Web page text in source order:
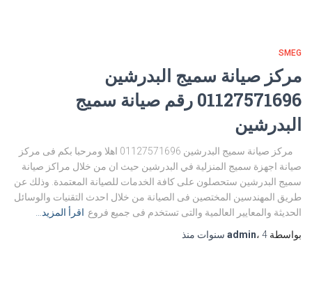
SMEG
مركز صيانة سميج البدرشين
01127571696 رقم صيانة سميج
البدرشين
مركز صيانة سميج البدرشين 01127571696 اهلا ومرحبا بكم فى مركز
صيانة اجهزة سميج المنزلية في البدرشين حيث ان من خلال مراكز صيانة
سميج البدرشين ستحصلون على كافة الخدمات للصيانة المعتمدة. وذلك عن
طريق المهندسين المختصين فى الصيانة من خلال احدث التقنيات والوسائل
الحديثة والمعايير العالمية والتى تستخدم فى جميع فروع اقرأ المزيد…
بواسطة
admin، 4 سنوات منذ